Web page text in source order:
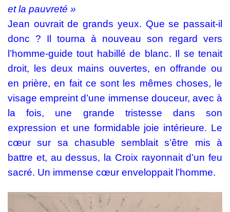
et la pauvreté »
Jean ouvrait de grands yeux. Que se passait-il
donc ? Il tourna à nouveau son regard vers
l’homme-guide tout habillé de blanc. Il se tenait
droit, les deux mains ouvertes, en offrande ou
en prière, en fait ce sont les mêmes choses, le
visage empreint d’une immense douceur, avec à
la fois, une grande tristesse dans son
expression et une formidable joie intérieure. Le
cœur sur sa chasuble semblait s’être mis à
battre et, au dessus, la Croix rayonnait d’un feu
sacré. Un immense cœur enveloppait l’homme.